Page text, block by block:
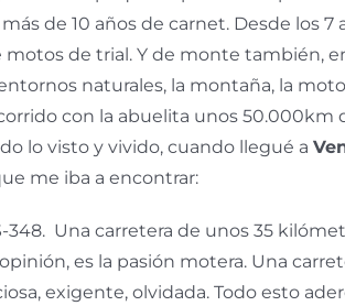
de 10 años de carnet. Desde los 7
motos de trial. Y de monte también,
naturales, la montaña, la
con la abuelita unos 50.000km
lo visto y vivido, cuando llegué a
me iba a encontrar:
348. Una carretera de unos 35
es la pasión motera. Una
exigente, olvidada. Todo esto